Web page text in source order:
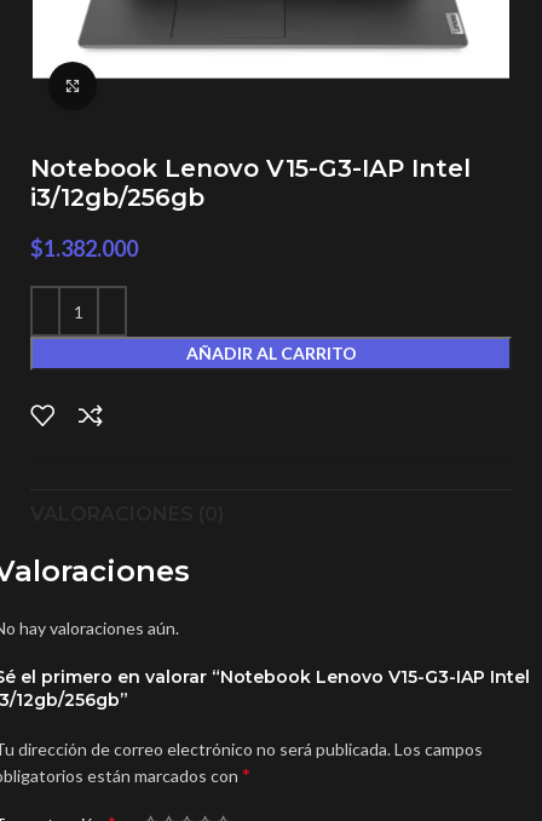
Notebook Lenovo V15-G3-IAP Intel
i3/12gb/256gb
$1.382.000
AÑADIR AL CARRITO
hay valoraciones aún.
el primero en valorar “Notebook Lenovo V15-G3-IAP Intel
12gb/256gb”
dirección de correo electrónico no será publicada.Los campos
están marcados con *